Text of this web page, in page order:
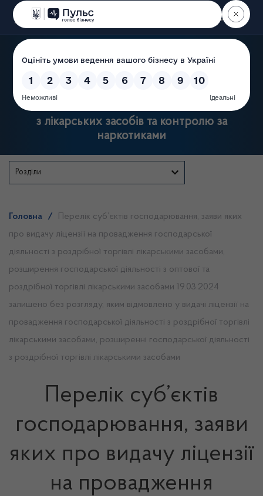
Пошук
Державна служба України
з лікарських засобів та контролю за
наркотиками
Розділи
Головна /
Перелік суб’єктів господарювання, заяви яких
про видачу ліцензії на провадження господарської
діяльності з роздрібної торгівлі лікарськими засобами,
розширення господарської діяльності з оптової та
роздрібної торгівлі лікарськими засобами 19.03.2024
залишено без розгляду, яким відмовлено у видачі ліцензії на
провадження господарської діяльності з роздрібної торгівлі
лікарськими засобами, розширенні господарської діяльності
з роздрібної торгівлі лікарськими засобами
Перелік суб’єктів
господарювання, заяви
яких про видачу ліцензії
на провадження